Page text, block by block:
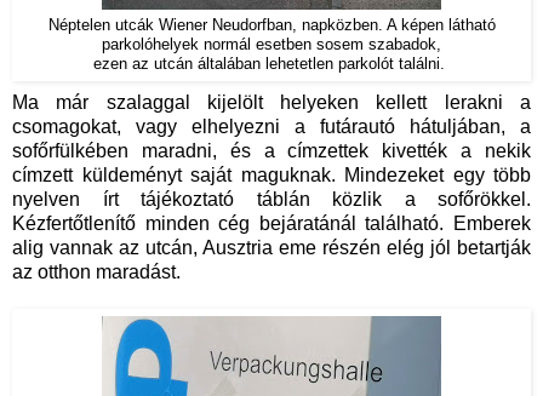
Néptelen utcák Wiener Neudorfban, napközben. A képen látható
parkolóhelyek normál esetben sosem szabadok,
ezen az utcán általában lehetetlen parkolót találni.
Ma már szalaggal kijelölt helyeken kellett lerakni a
csomagokat, vagy elhelyezni a futárautó hátuljában, a
sofőrfülkében maradni, és a címzettek kivették a nekik
címzett küldeményt saját maguknak. Mindezeket egy több
nyelven írt tájékoztató táblán közlik a sofőrökkel.
Kézfertőtlenítő minden cég bejáratánál található. Emberek
alig vannak az utcán, Ausztria eme részén elég jól betartják
az otthon maradást.